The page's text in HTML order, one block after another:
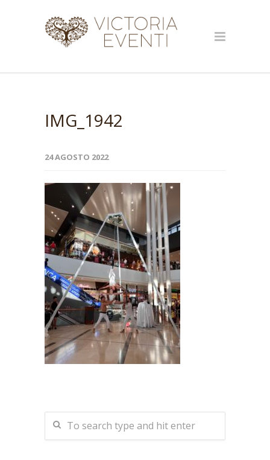
IMG_1942
24 AGOSTO 2022